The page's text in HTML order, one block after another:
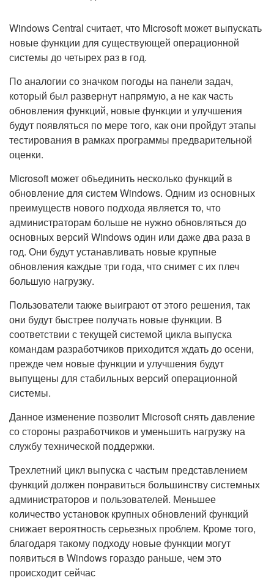
Windows Central считает, что Microsoft может выпускать
новые функции для существующей операционной
системы до четырех раз в год.
По аналогии со значком погоды на панели задач,
который был развернут напрямую, а не как часть
обновления функций, новые функции и улучшения
будут появляться по мере того, как они пройдут этапы
тестирования в рамках программы предварительной
оценки.
Microsoft может объединить несколько функций в
обновление для систем Windows. Одним из основных
преимуществ нового подхода является то, что
администраторам больше не нужно обновляться до
основных версий Windows один или даже два раза в
год. Они будут устанавливать новые крупные
обновления каждые три года, что снимет с их плеч
большую нагрузку.
Пользователи также выиграют от этого решения, так
они будут быстрее получать новые функции. В
соответствии с текущей системой цикла выпуска
командам разработчиков приходится ждать до осени,
прежде чем новые функции и улучшения будут
выпущены для стабильных версий операционной
системы.
Данное изменение позволит Microsoft снять давление
со стороны разработчиков и уменьшить нагрузку на
службу технической поддержки.
Трехлетний цикл выпуска с частым представлением
функций должен понравиться большинству системных
администраторов и пользователей. Меньшее
количество установок крупных обновлений функций
снижает вероятность серьезных проблем. Кроме того,
благодаря такому подходу новые функции могут
появиться в Windows гораздо раньше, чем это
происходит сейчас